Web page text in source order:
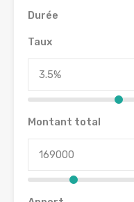
Durée
Taux
Montant total